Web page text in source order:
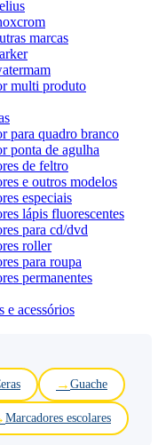
marcas
multi produto
para quadro branco
ponta de agulha
de feltro
e outros modelos
especiais
lápis fluorescentes
para cd/dvd
roller
para roupa
permanentes
e acessórios
Guache
Marcadores escolares